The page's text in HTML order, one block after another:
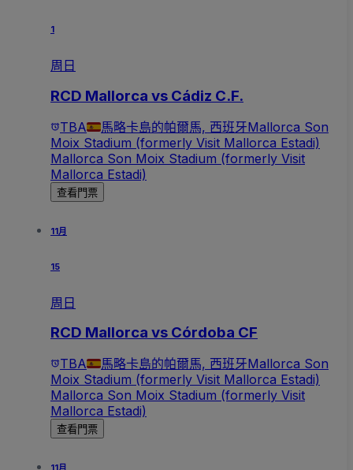
1
周日
RCD Mallorca vs Cádiz C.F.
TBA 馬略卡島的帕爾馬, 西班牙Mallorca Son
Moix Stadium (formerly Visit Mallorca Estadi)
Mallorca Son Moix Stadium (formerly Visit
Mallorca Estadi)
查看門票
11月
15
周日
RCD Mallorca vs Córdoba CF
TBA 馬略卡島的帕爾馬, 西班牙Mallorca Son
Moix Stadium (formerly Visit Mallorca Estadi)
Mallorca Son Moix Stadium (formerly Visit
Mallorca Estadi)
查看門票